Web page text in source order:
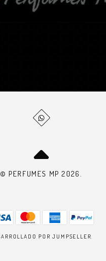
© PERFUMES MP 2026.
POR JUMPSELLER